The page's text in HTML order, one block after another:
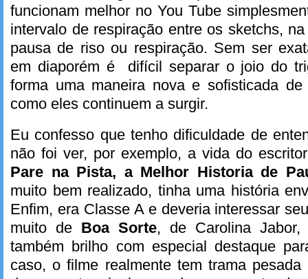
funcionam melhor no You Tube
intervalo de respiração entre os sketchs,
pausa de riso ou respiração. Sem ser
em diaporém é difícil separar o joio do
forma uma maneira nova e sofisticada
como eles continuem a surgir.
Eu confesso que tenho dificuldade de
não foi ver, por exemplo, a vida do
Pare na Pista, a Melhor Historia de
muito bem realizado, tinha uma história
Enfim, era Classe A e deveria interessar
muito de Boa Sorte, de Carolina
também brilho com especial destaque
caso, o filme realmente tem trama